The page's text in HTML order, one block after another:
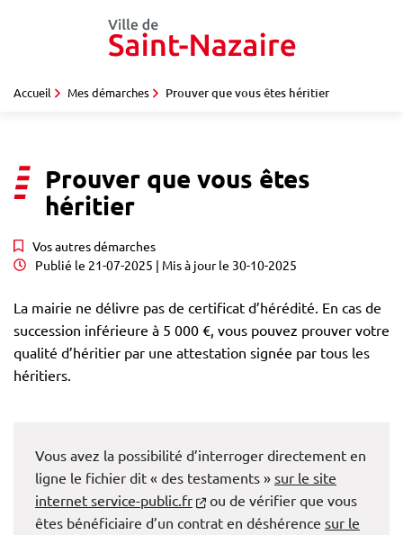
Accueil Mes démarches Prouver que vous êtes héritier
Prouver que vous êtes
héritier
Vos autres démarches
Publié le 21-07-2025 | Mis à jour le 30-10-2025
La mairie ne délivre pas de certificat d’hérédité. En cas de
succession inférieure à 5 000 €, vous pouvez prouver votre
qualité d’héritier par une attestation signée par tous les
héritiers.
Vous avez la possibilité d’interroger directement en
ligne le fichier dit « des testaments » sur le site
internet service-public.fr
(nouvelle fenêtre)
ou de vérifier que vous
êtes bénéficiaire d’un contrat en déshérence sur le